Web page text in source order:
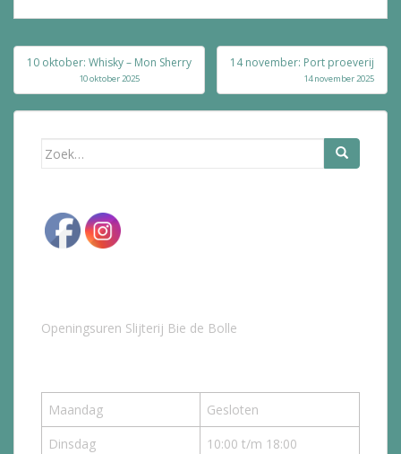
Bericht
navigatie
10 oktober: Whisky – Mon Sherry
10 oktober 2025
14 november: Port proeverij
14 november 2025
Zoek
Openingsuren Slijterij Bie de Bolle
Maandag
Gesloten
Dinsdag
10:00 t/m 18:00